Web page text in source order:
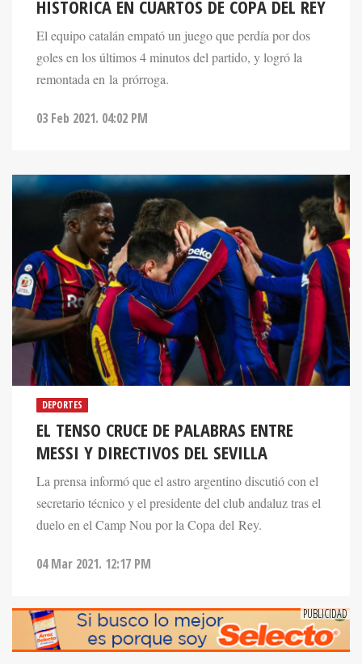
HISTÓRICA EN CUARTOS DE COPA DEL REY
El equipo catalán empató un juego que perdía por dos
goles en los últimos 4 minutos del partido, y logró la
remontada en la prórroga.
03 Feb 2021. 04:02 PM
DEPORTES
EL TENSO CRUCE DE PALABRAS ENTRE
MESSI Y DIRECTIVOS DEL SEVILLA
La prensa informó que el astro argentino discutió con el
secretario técnico y el presidente del club andaluz tras el
duelo en el Camp Nou por la Copa del Rey.
04 Mar 2021. 12:17 PM